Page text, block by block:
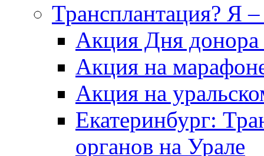
Трансплантация? Я –
Акция Дня донора
Акция на
Акция на
Екатеринбург:
органов на Урале